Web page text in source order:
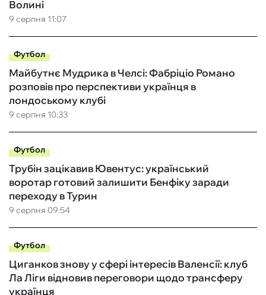
9 серпня 11:07
Волині
Футбол
9 серпня 10:33
Майбутнє Мудрика в Челсі: Фабріціо Романо
розповів про перспективи українця в
лондоському клубі
Футбол
9 серпня 09:54
Трубін зацікавив Ювентус: український
воротар готовий залишити Бенфіку заради
переходу в Турин
Футбол
Циганков знову у сфері інтересів Валенсії: клуб
Ла Ліги відновив переговори щодо трансферу
українця